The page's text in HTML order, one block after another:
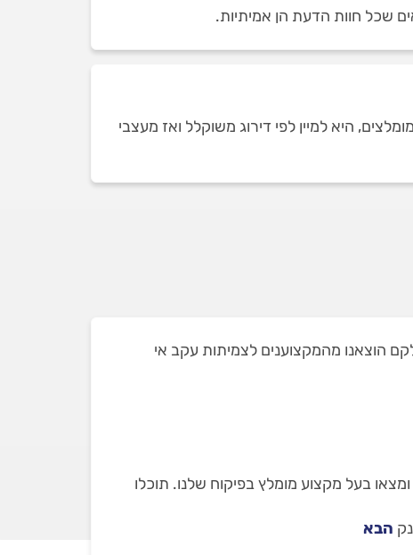
שכל חוות הדעת הן אמיתיות.
היא למיין לפי דירוג משוקלל ואז מעצבי
בקרית חיים ושאת חלקם הוצאנו מהמקצוענים לצמיתות עקב אי
בעל מקצוע מומלץ בפיקוח שלנו. תוכלו
הבא